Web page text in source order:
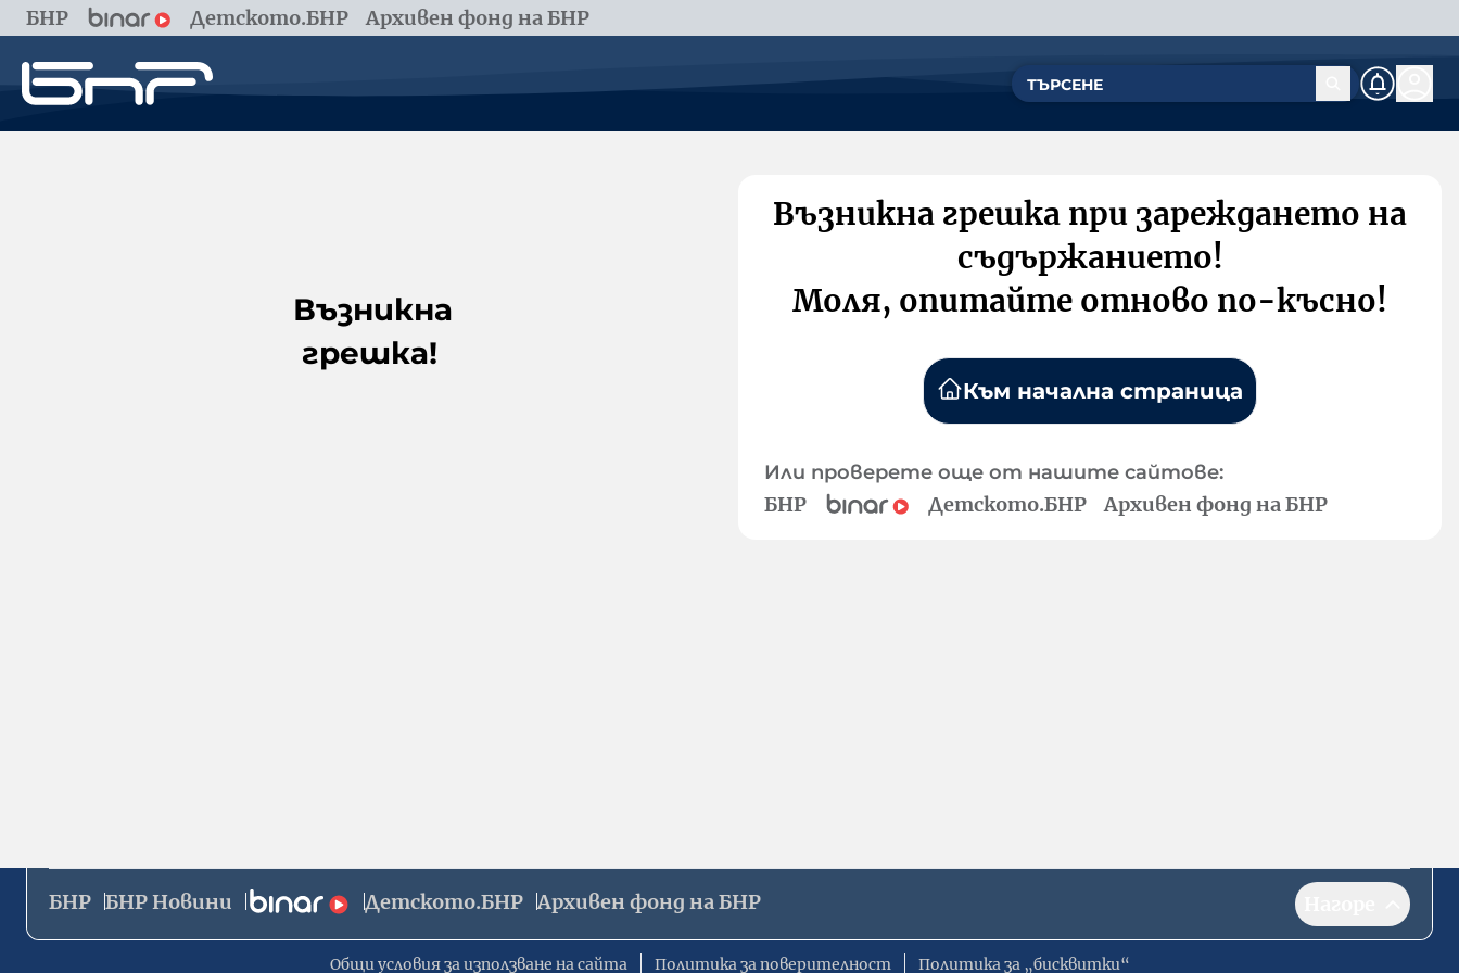
БНР Детското.БНР Архивен фонд на БНР
Възникна
грешка!
Възникна грешка при зареждането на
съдържанието!
Моля, опитайте отново по-късно!
Към начална страница
Или проверете още от нашите сайтове:
БНР Детското.БНР Архивен фонд на БНР
БНР БНР Новини Детското.БНР Архивен фонд на БНР
Общи условия за използване на сайта Политика за поверителност Политика за „бисквитки“